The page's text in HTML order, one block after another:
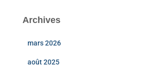
Archives
mars 2026
août 2025